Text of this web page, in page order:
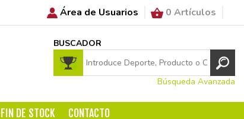
Área de Usuarios 0 Artículos
BUSCADOR
Búsqueda Avanzada
DE STOCK CONTACTO